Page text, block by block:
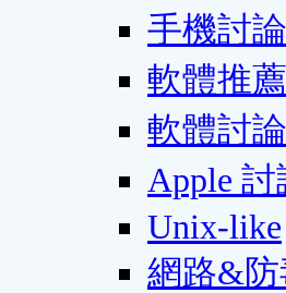
手機討
軟體推薦
軟體討論
Apple 討
Unix-like
網路&防